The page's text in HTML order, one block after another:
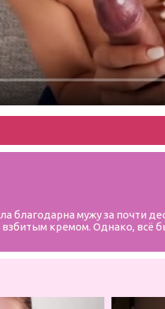
мужу за почти
взбитым кремом. Однако,